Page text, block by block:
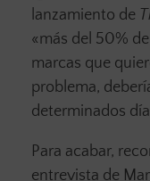
lanzamiento de
«más del 50%
marcas que
problema,
determinados
Para acabar,
entrevista de